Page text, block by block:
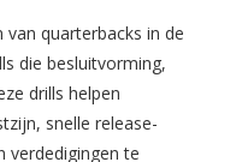
van quarterbacks in de
die besluitvorming,
drills helpen
snelle release-
verdedigingen te